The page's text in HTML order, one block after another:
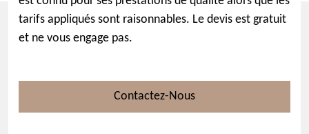
tarifs appliqués sont raisonnables. Le devis est gratuit
et ne vous engage pas.
Contactez-Nous